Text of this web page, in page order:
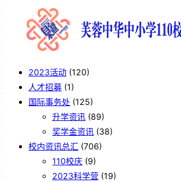
2023活动 (120)
人才招募 (1)
国际事务处 (125)
升学资讯 (89)
奖学金资讯 (38)
校内资讯总汇 (706)
110校庆 (9)
2023科学营 (19)